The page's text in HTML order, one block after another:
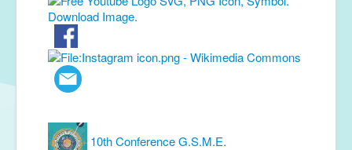
10th Conference G.S.M.E.